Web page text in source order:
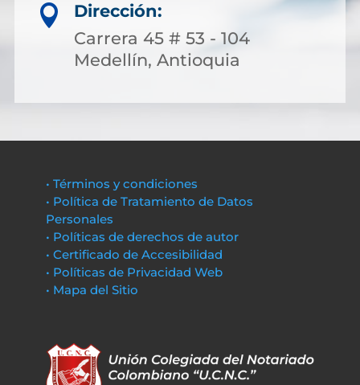

Dirección:
Carrera 45 # 53 - 104
Medellín, Antioquia
• Términos y condiciones
• Política de Tratamiento de Datos
Personales
• Políticas de derechos de autor
• Certificado de Accesibilidad
• Políticas de Privacidad Web
• Mapa del Sitio